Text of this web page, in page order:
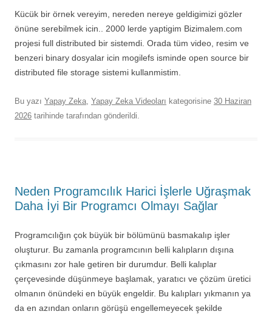
Kücük bir örnek vereyim, nereden nereye geldigimizi gözler
önüne serebilmek icin.. 2000 lerde yaptigim Bizimalem.com
projesi full distributed bir sistemdi. Orada tüm video, resim ve
benzeri binary dosyalar icin mogilefs isminde open source bir
distributed file storage sistemi kullanmistim.
Bu yazı Yapay Zeka, Yapay Zeka Videoları kategorisine 30 Haziran
2026 tarihinde tarafından gönderildi.
Neden Programcılık Harici İşlerle Uğraşmak
Daha İyi Bir Programcı Olmayı Sağlar
Programcılığın çok büyük bir bölümünü basmakalıp işler
oluşturur. Bu zamanla programcının belli kalıpların dışına
çıkmasını zor hale getiren bir durumdur. Belli kalıplar
çerçevesinde düşünmeye başlamak, yaratıcı ve çözüm üretici
olmanın önündeki en büyük engeldir. Bu kalıpları yıkmanın ya
da en azından onların görüşü engellemeyecek şekilde